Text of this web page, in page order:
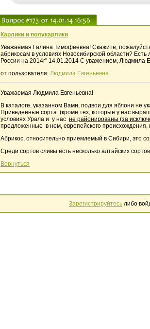
Карлики и полукарлики
Уважаемая Галина Тимофеевна! Скажите,
абрикосам в условиях Новосибирской области?
России на 2014г" 14.01.2014 С уважением, Людмила
от пользователя: Людмила Евгеньевна
Уважаемая Людмила Евгеньевна!
В каталоге, указанном Вами, подвои для яблони не
Приведенные сорта (кроме тех, которые у нас
условиях Урала и у нас не районированы (за
предложенные в нем, европейского происхождения,
Абрикос, относительно приемлемый в Сибири, это
Среди сортов сливы есть несколько алтайских
Вернуться
Зарегистрируйтесь либо